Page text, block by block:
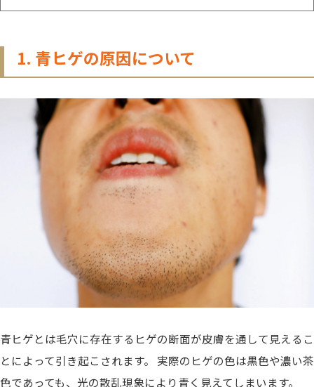
1. 青ヒゲの原因について
青ヒゲとは毛穴に存在するヒゲの断面が皮膚を通して見えるこ
とによって引き起こされます。 実際のヒゲの色は黒色や濃い茶
色であっても、光の散乱現象により青く見えてしまいます。